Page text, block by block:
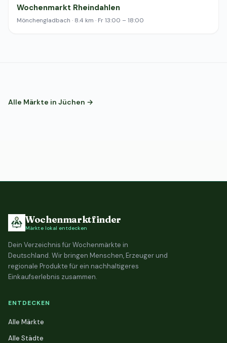
Wochenmarkt Rheindahlen
Mönchengladbach · 8.4 km · Fr 13:00 – 18:00
Alle Märkte in Jüchen →
Wochenmarktfinder
Märkte lokal entdecken
Dein Verzeichnis für Wochenmärkte in
Deutschland. Wir bringen Menschen, Erzeuger und
regionale Produkte für ein nachhaltigeres
Einkaufserlebnis zusammen.
ENTDECKEN
Alle Märkte
Alle Städte